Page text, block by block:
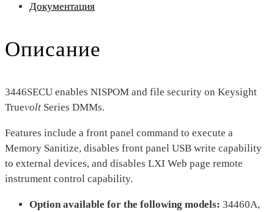
Документация
Описание
3446SECU enables NISPOM and file security on Keysight
Truevolt Series DMMs.
Features include a front panel command to execute a
Memory Sanitize, disables front panel USB write capability
to external devices, and disables LXI Web page remote
instrument control capability.
Option available for the following models: 34460A,